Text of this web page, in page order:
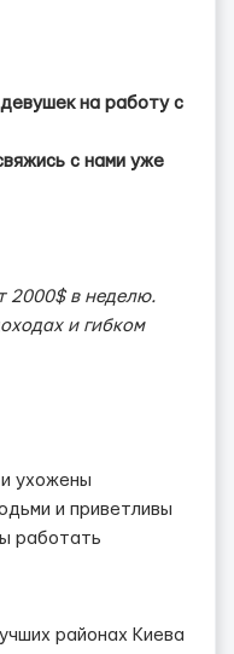
на работу с
с нами уже
2000$ в неделю.
и гибком
ухожены
и приветливы
работать
районах Киева